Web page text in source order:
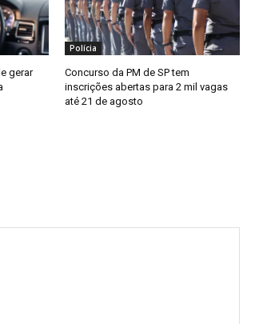
gerar
Polícia
Concurso da PM de SP tem
inscrições abertas para 2 mil vagas
até 21 de agosto